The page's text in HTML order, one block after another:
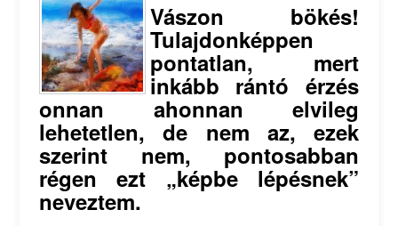
Vászon bökés!
Tulajdonképpen
pontatlan, mert
inkább rántó érzés
onnan ahonnan elvileg
lehetetlen, de nem az, ezek
szerint nem, pontosabban
régen ezt „képbe lépésnek”
neveztem.